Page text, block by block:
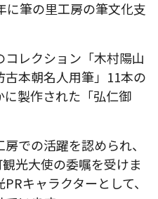
に筆の里工房の筆文化支
レクション「木村陽山
本朝名人用筆」11本の
製作された「弘仁御
での活躍を認められ、
光大使の委嘱を受けま
キャラクターとして、